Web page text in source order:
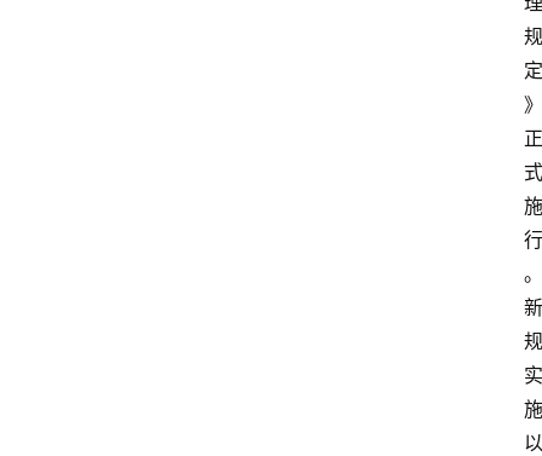
规
定
》
正
式
施
行
。
新
规
实
施
以